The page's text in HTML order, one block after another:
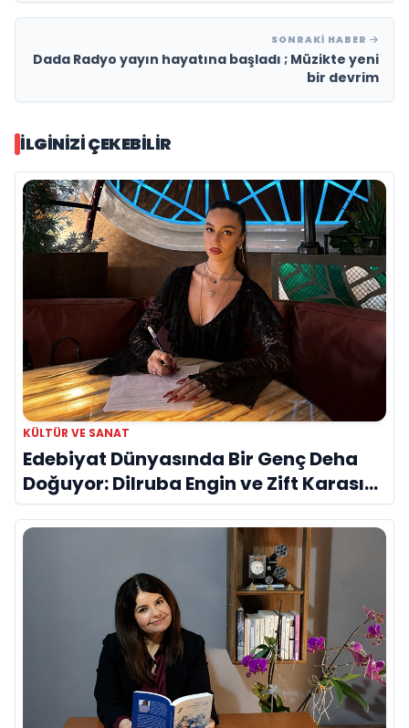
SONRAKI HABER
Dada Radyo yayın hayatına başladı ; Müzikte yeni
bir devrim
İLGINIZI ÇEKEBILIR
KÜLTÜR VE SANAT
Edebiyat Dünyasında Bir Genç Deha
Doğuyor: Dilruba Engin ve Zift Karası
Evreni ‘AVENOİR’